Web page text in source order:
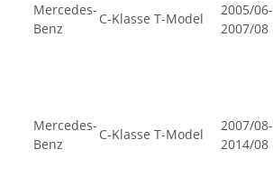
Mercedes-
Benz
C-Klasse T-Model
2005/06-
2007/08
Mercedes-
Benz
C-Klasse T-Model
2007/08-
2014/08